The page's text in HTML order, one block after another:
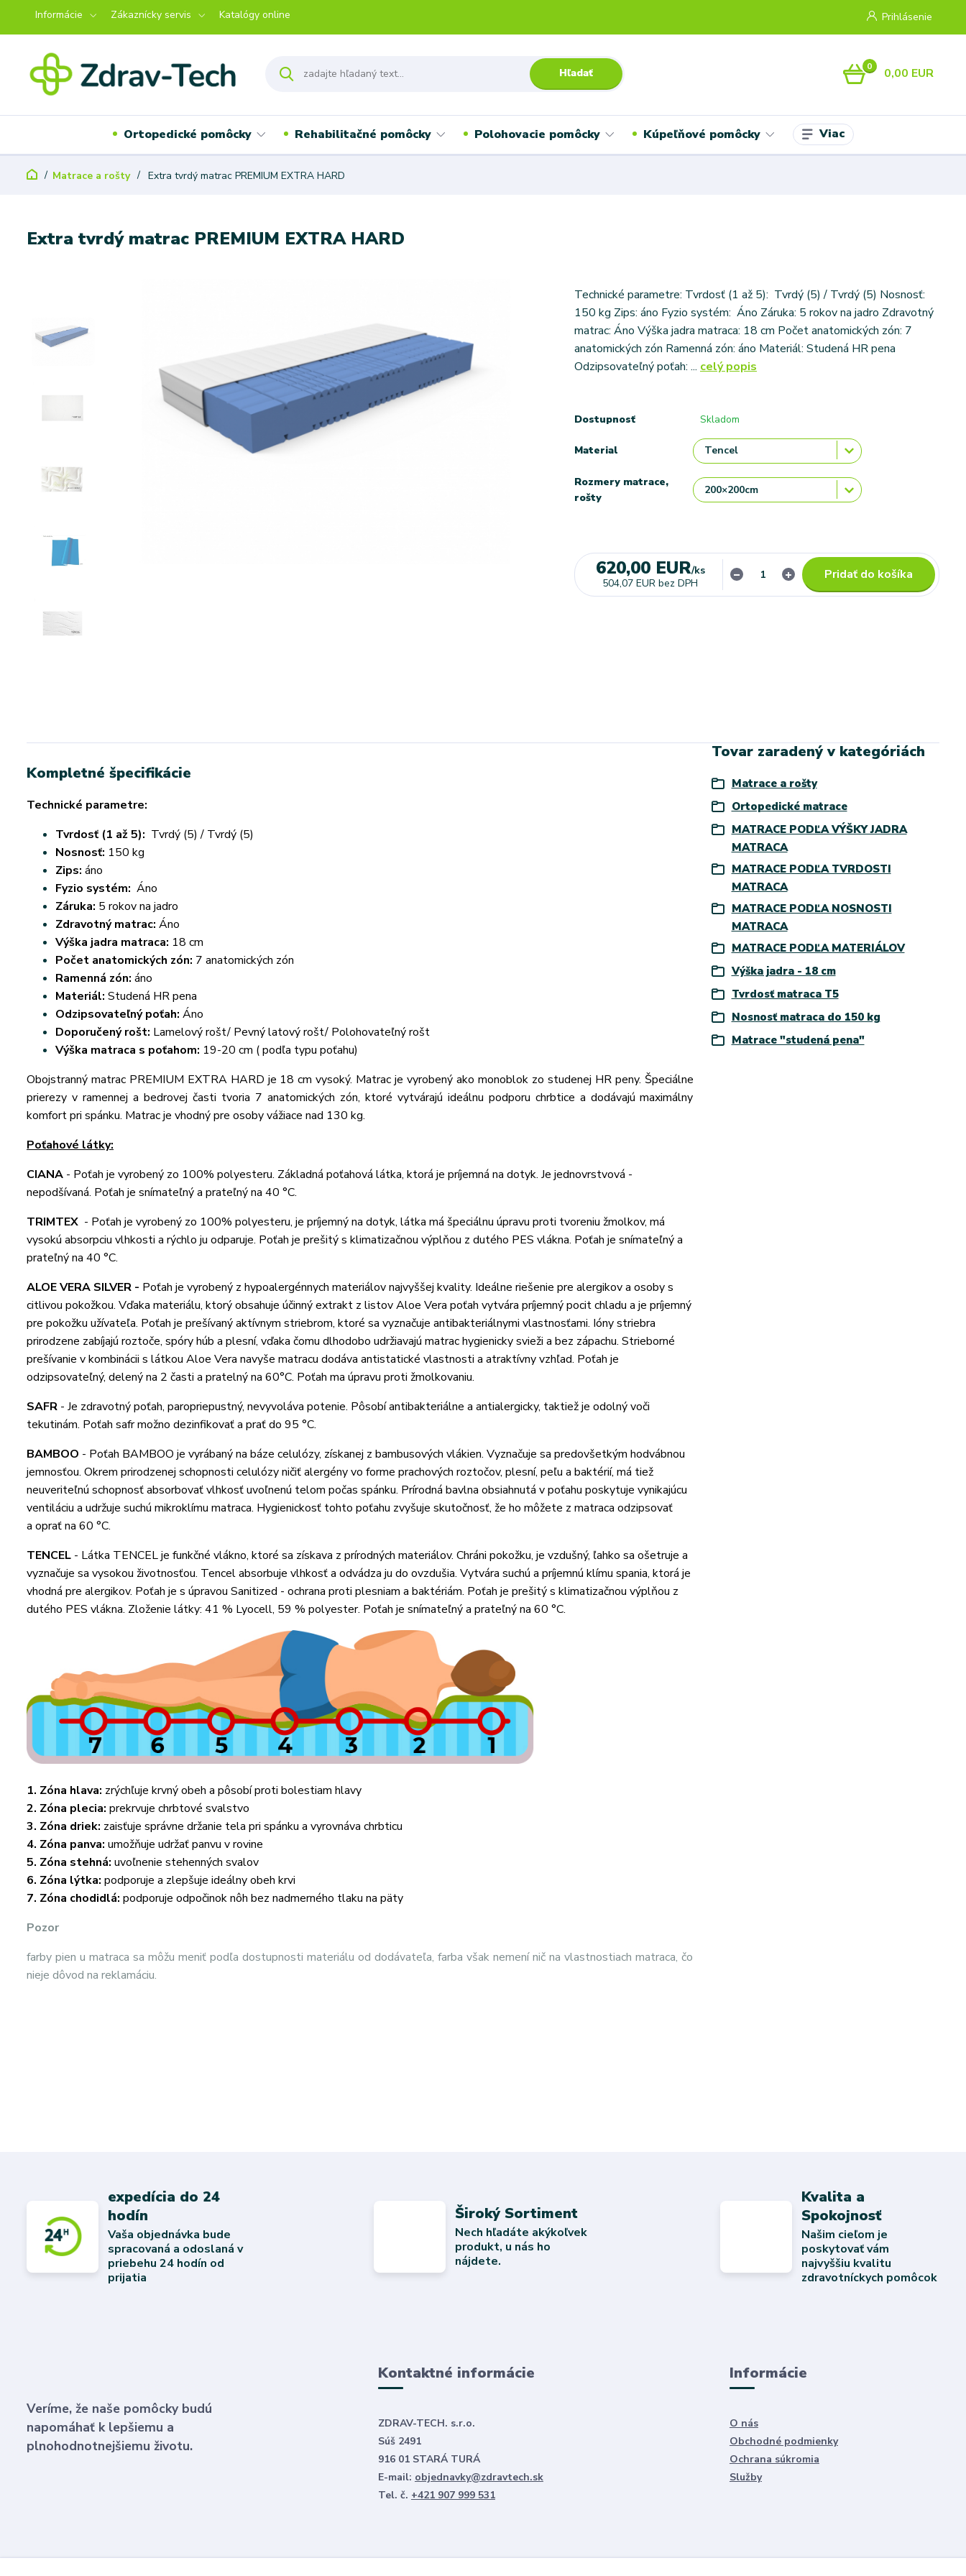
Informácie Zákaznícky servis Katalógy online Prihlásenie
Hľadať 0 0,00 EUR
Ortopedické pomôcky Rehabilitačné pomôcky Polohovacie pomôcky Kúpeľňové pomôcky Viac
Matrace a rošty Extra tvrdý matrac PREMIUM EXTRA HARD
Extra tvrdý matrac PREMIUM EXTRA HARD
Technické parametre: Tvrdosť (1 až 5): Tvrdý (5) / Tvrdý (5) Nosnosť:
150 kg Zips: áno Fyzio systém: Áno Záruka: 5 rokov na jadro Zdravotný
matrac: Áno Výška jadra matraca: 18 cm Počet anatomických zón: 7
anatomických zón Ramenná zón: áno Materiál: Studená HR pena
Odzipsovateľný poťah: ... celý popis
Dostupnosť Skladom
Material
Rozmery matrace,
rošty
620,00 EUR/ks
504,07 EUR bez DPH
Pridať do košíka
Kompletné špecifikácie
Technické parametre:
Tvrdosť (1 až 5): Tvrdý (5) / Tvrdý (5)
Nosnosť: 150 kg
Zips: áno
Fyzio systém: Áno
Záruka: 5 rokov na jadro
Zdravotný matrac: Áno
Výška jadra matraca: 18 cm
Počet anatomických zón: 7 anatomických zón
Ramenná zón: áno
Materiál: Studená HR pena
Odzipsovateľný poťah: Áno
Doporučený rošt: Lamelový rošt/ Pevný latový rošt/ Polohovateľný rošt
Výška matraca s poťahom: 19-20 cm ( podľa typu poťahu)
Obojstranný matrac PREMIUM EXTRA HARD je 18 cm vysoký. Matrac je vyrobený ako monoblok zo studenej HR peny. Špeciálne
prierezy v ramennej a bedrovej časti tvoria 7 anatomických zón, ktoré vytvárajú ideálnu podporu chrbtice a dodávajú maximálny
komfort pri spánku. Matrac je vhodný pre osoby vážiace nad 130 kg.
Poťahové látky:
CIANA - Poťah je vyrobený zo 100% polyesteru. Základná poťahová látka, ktorá je príjemná na dotyk. Je jednovrstvová -
nepodšívaná. Poťah je snímateľný a prateľný na 40 °C.
TRIMTEX - Poťah je vyrobený zo 100% polyesteru, je príjemný na dotyk, látka má špeciálnu úpravu proti tvoreniu žmolkov, má
vysokú absorpciu vlhkosti a rýchlo ju odparuje. Poťah je prešitý s klimatizačnou výplňou z dutého PES vlákna. Poťah je snímateľný a
prateľný na 40 °C.
ALOE VERA SILVER - Poťah je vyrobený z hypoalergénnych materiálov najvyššej kvality. Ideálne riešenie pre alergikov a osoby s
citlivou pokožkou. Vďaka materiálu, ktorý obsahuje účinný extrakt z listov Aloe Vera poťah vytvára príjemný pocit chladu a je príjemný
pre pokožku užívateľa. Poťah je prešívaný aktívnym striebrom, ktoré sa vyznačuje antibakteriálnymi vlastnosťami. Ióny striebra
prirodzene zabíjajú roztoče, spóry húb a plesní, vďaka čomu dlhodobo udržiavajú matrac hygienicky svieži a bez zápachu. Strieborné
prešívanie v kombinácii s látkou Aloe Vera navyše matracu dodáva antistatické vlastnosti a atraktívny vzhľad. Poťah je
odzipsovateľný, delený na 2 časti a pratelný na 60°C. Poťah ma úpravu proti žmolkovaniu.
SAFR - Je zdravotný poťah, paropriepustný, nevyvoláva potenie. Pôsobí antibakteriálne a antialergicky, taktiež je odolný voči
tekutinám. Poťah safr možno dezinfikovať a prať do 95 °C.
BAMBOO - Poťah BAMBOO je vyrábaný na báze celulózy, získanej z bambusových vlákien. Vyznačuje sa predovšetkým hodvábnou
jemnosťou. Okrem prirodzenej schopnosti celulózy ničiť alergény vo forme prachových roztočov, plesní, peľu a baktérií, má tiež
neuveriteľnú schopnosť absorbovať vlhkosť uvoľnenú telom počas spánku. Prírodná bavlna obsiahnutá v poťahu poskytuje vynikajúcu
ventiláciu a udržuje suchú mikroklímu matraca. Hygienickosť tohto poťahu zvyšuje skutočnosť, že ho môžete z matraca odzipsovať
a oprať na 60 °C.
TENCEL - Látka TENCEL je funkčné vlákno, ktoré sa získava z prírodných materiálov. Chráni pokožku, je vzdušný, ľahko sa ošetruje a
vyznačuje sa vysokou životnosťou. Tencel absorbuje vlhkosť a odvádza ju do ovzdušia. Vytvára suchú a príjemnú klímu spania, ktorá je
vhodná pre alergikov. Poťah je s úpravou Sanitized - ochrana proti plesniam a baktériám. Poťah je prešitý s klimatizačnou výplňou z
dutého PES vlákna. Zloženie látky: 41 % Lyocell, 59 % polyester. Poťah je snímateľný a prateľný na 60 °C.
1. Zóna hlava: zrýchľuje krvný obeh a pôsobí proti bolestiam hlavy
2. Zóna plecia: prekrvuje chrbtové svalstvo
3. Zóna driek: zaisťuje správne držanie tela pri spánku a vyrovnáva chrbticu
4. Zóna panva: umožňuje udržať panvu v rovine
5. Zóna stehná: uvoľnenie stehenných svalov
6. Zóna lýtka: podporuje a zlepšuje ideálny obeh krvi
7. Zóna chodidlá: podporuje odpočinok nôh bez nadmerného tlaku na päty
Pozor
farby pien u matraca sa môžu meniť podľa dostupnosti materiálu od dodávateľa, farba však nemení nič na vlastnostiach matraca, čo
nieje dôvod na reklamáciu.
Tovar zaradený v kategóriách
Matrace a rošty
Ortopedické matrace
MATRACE PODĽA VÝŠKY JADRA
MATRACA
MATRACE PODĽA TVRDOSTI
MATRACA
MATRACE PODĽA NOSNOSTI
MATRACA
MATRACE PODĽA MATERIÁLOV
Výška jadra - 18 cm
Tvrdosť matraca T5
Nosnosť matraca do 150 kg
Matrace "studená pena"
expedícia do 24
hodín
Vaša objednávka bude
spracovaná a odoslaná v
priebehu 24 hodín od
prijatia
Široký Sortiment
Nech hľadáte akýkoľvek
produkt, u nás ho
nájdete.
Kvalita a
Spokojnosť
Našim cieľom je
poskytovať vám
najvyššiu kvalitu
zdravotníckych pomôcok
Veríme, že naše pomôcky budú
napomáhať k lepšiemu a
plnohodnotnejšiemu životu.
Kontaktné informácie
ZDRAV-TECH. s.r.o.
Súš 2491
916 01 STARÁ TURÁ
E-mail: objednavky@zdravtech.sk
Tel. č. +421 907 999 531
Informácie
O nás
Obchodné podmienky
Ochrana súkromia
Služby